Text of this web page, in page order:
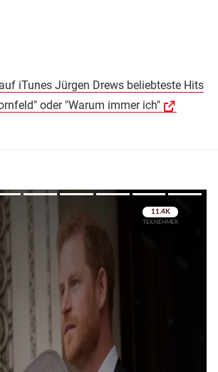
iTunes Jürgen Drews beliebteste Hits
oder "Warum immer ich"